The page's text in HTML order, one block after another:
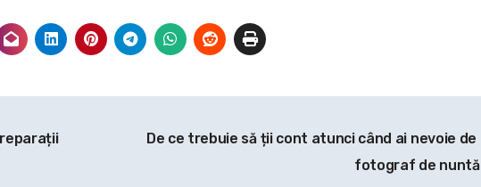
De ce trebuie să ții cont atunci când ai nevoie de
fotograf de nuntă